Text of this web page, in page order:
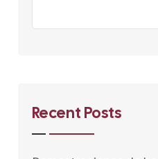
Recent Posts